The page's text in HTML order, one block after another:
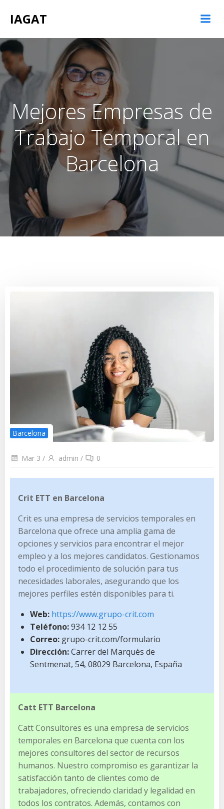
IAGAT
Mejores Empresas de
Trabajo Temporal en
Barcelona
Barcelona
Mar 3 / admin / 0
Crit ETT en Barcelona
Crit es una empresa de servicios temporales en
Barcelona que ofrece una amplia gama de
opciones y servicios para encontrar el mejor
empleo y a los mejores candidatos. Gestionamos
todo el procedimiento de solución para tus
necesidades laborales, asegurando que los
mejores perfiles estén disponibles para ti.
Web: https://www.grupo-crit.com
Teléfono:934 12 12 55
Correo: grupo-crit.com/formulario
Dirección:Carrer del Marquès de
Sentmenat, 54, 08029 Barcelona, España
Catt ETT Barcelona
Catt Consultores es una empresa de servicios
temporales en Barcelona que cuenta con los
mejores consultores del sector de recursos
humanos. Nuestro compromiso es garantizar la
satisfacción tanto de clientes como de
trabajadores, ofreciendo claridad y legalidad en
todos los contratos. Además, contamos con